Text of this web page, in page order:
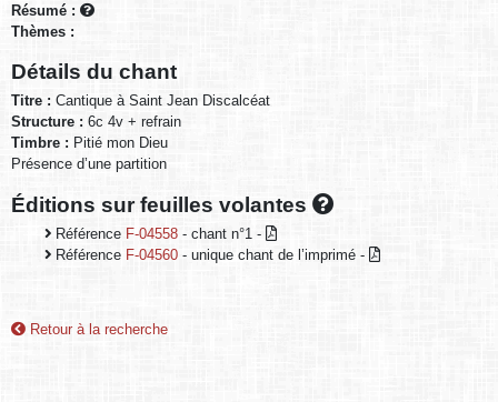
Résumé :
Thèmes :
Détails du chant
Titre : Cantique à Saint Jean Discalcéat
Structure : 6c 4v + refrain
Timbre : Pitié mon Dieu
Présence d’une partition
Éditions sur feuilles volantes
Référence F-04558 - chant n°1 -
Référence F-04560 - unique chant de l’imprimé -
Retour à la recherche